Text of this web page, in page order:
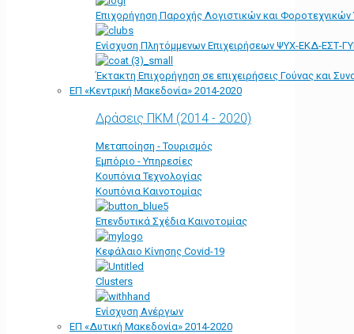
Επιχορήγηση Παροχής Λογιστικών και
Ενίσχυση Πλητόμμενων Επιχειρήσεων ΨΥΧ-ΕΚΔ-ΕΣΤ-
Έκτακτη Επιχορήγηση σε επιχειρήσεις Γούνας και
ΕΠ «Kεντρική Μακεδονία» 2014-2020
Δράσεις ΠΚΜ (2014 - 2020)
Μεταποίηση - Τουρισμός
Εμπόριο - Υπηρεσίες
Κουπόνια Τεχνολογίας
Κουπόνια Καινοτομίας
Επενδυτικά Σχέδια Καινοτομίας
Κεφάλαιο Κίνησης Covid-19
Clusters
Ενίσχυση Ανέργων
ΕΠ «Δυτική Μακεδονία» 2014-2020